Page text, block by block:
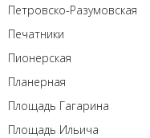
Петровско-Разумовская
Печатники
Пионерская
Планерная
Площадь Гагарина
Площадь Ильича